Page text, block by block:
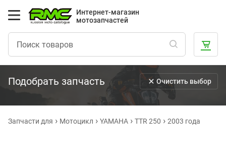
Интернет-магазин
мотозапчастей
Подобрать запчасть Очистить выбор
Запчасти для Мотоцикл YAMAHA TTR 250 2003 года